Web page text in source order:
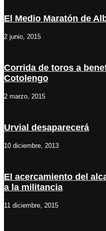
El Medio Maratón de
2 junio, 2015
Corrida de toros a
Cotolengo
2 marzo, 2015
Urvial desaparecerá
10 diciembre, 2013
El acercamiento del
a la militancia
11 diciembre, 2015